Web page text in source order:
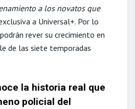
a los novatos que
a Universal+. Por lo
rever su crecimiento en
de las siete temporadas
la historia real que
policial del